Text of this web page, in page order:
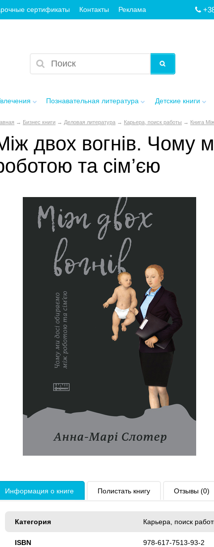
сертификаты Контакты Реклама
Познавательная литература Детские книги
→ Бизнес книги → Деловая литература → Карьера, поиск работы → Книга
двох вогнів. Чому
та сім’єю
Информация о книге Полистать книгу Отзывы (0)
Категория Карьера, поиск
ISBN 978-617-7513-93-2